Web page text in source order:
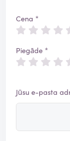
Cena *
Piegāde *
Jūsu e-pasta